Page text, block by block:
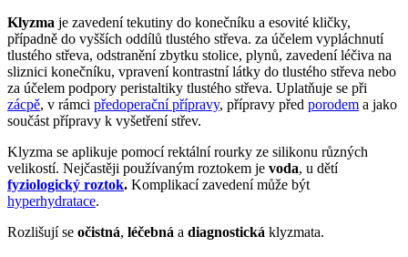
Klyzma je zavedení tekutiny do konečníku a esovité kličky,
případně do vyšších oddílů tlustého střeva. za účelem vypláchnutí
tlustého střeva, odstranění zbytku stolice, plynů, zavedení léčiva na
sliznici konečníku, vpravení kontrastní látky do tlustého střeva nebo
za účelem podpory peristaltiky tlustého střeva. Uplatňuje se při
zácpě, v rámci předoperační přípravy, přípravy před porodem a jako
součást přípravy k vyšetření střev.
Klyzma se aplikuje pomocí rektální rourky ze silikonu různých
velikostí. Nejčastěji používaným roztokem je voda, u dětí
fyziologický roztok. Komplikací zavedení může být
hyperhydratace.
Rozlišují se očistná, léčebná a diagnostická klyzmata.